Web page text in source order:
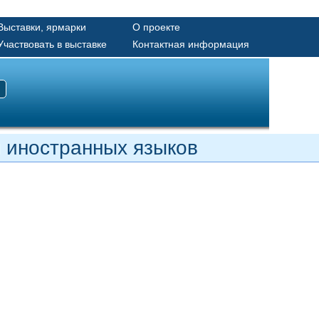
ярмарки
О проекте
в выставке Контактная информация
языков